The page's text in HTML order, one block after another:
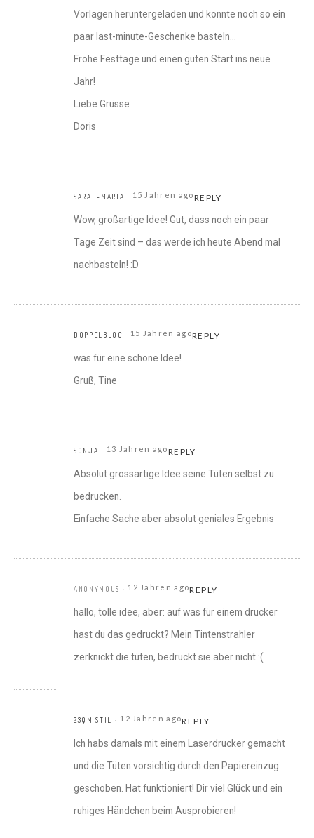
Vorlagen heruntergeladen und konnte noch so ein
paar last-minute-Geschenke basteln…
Frohe Festtage und einen guten Start ins neue
Jahr!
Liebe Grüsse
Doris
SARAH-MARIA 15 Jahren agoREPLY
Wow, großartige Idee! Gut, dass noch ein paar
Tage Zeit sind – das werde ich heute Abend mal
nachbasteln! :D
DOPPELBLOG 15 Jahren agoREPLY
was für eine schöne Idee!
Gruß, Tine
SONJA 13 Jahren agoREPLY
Absolut grossartige Idee seine Tüten selbst zu
bedrucken.
Einfache Sache aber absolut geniales Ergebnis
ANONYMOUS 12 Jahren agoREPLY
hallo, tolle idee, aber: auf was für einem drucker
hast du das gedruckt? Mein Tintenstrahler
zerknickt die tüten, bedruckt sie aber nicht :(
23QM STIL 12 Jahren agoREPLY
Ich habs damals mit einem Laserdrucker gemacht
und die Tüten vorsichtig durch den Papiereinzug
geschoben. Hat funktioniert! Dir viel Glück und ein
ruhiges Händchen beim Ausprobieren!